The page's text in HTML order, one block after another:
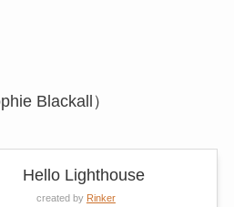
Blackall）
Hello Lighthouse
created by Rinker